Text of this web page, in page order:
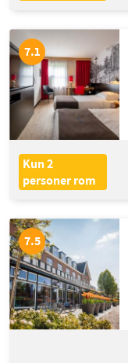
7.5
7.1
Kun 2
personer rom